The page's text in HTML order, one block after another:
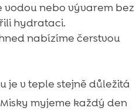
vodou nebo vývarem bez
hydrataci.
nabízíme čerstvou
je v teple stejně důležitá
myjeme každý den